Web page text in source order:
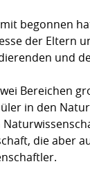
begonnen
der Eltern
und
Bereichen
in den
die